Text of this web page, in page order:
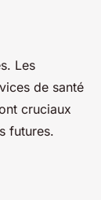
Les
de santé
cruciaux
futures.